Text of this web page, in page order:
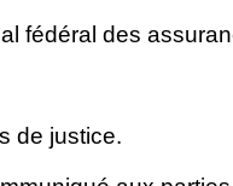
fédéral des
de justice.